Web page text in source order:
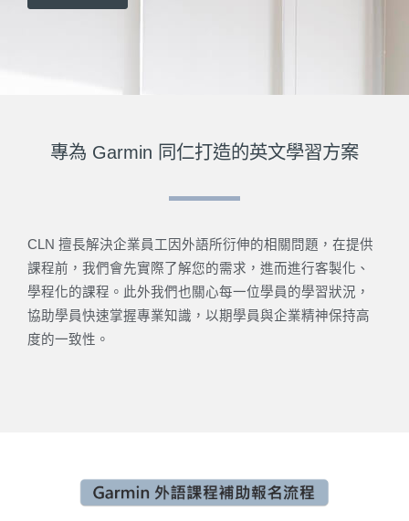
專為 Garmin 同仁打造的英文學習方案
CLN 擅長解決企業員工因外語所衍伸的相關問題，在提供
課程前，我們會先實際了解您的需求，進而進行客製化、
學程化的課程。此外我們也關心每一位學員的學習狀況，
協助學員快速掌握專業知識，以期學員與企業精神保持高
度的一致性。